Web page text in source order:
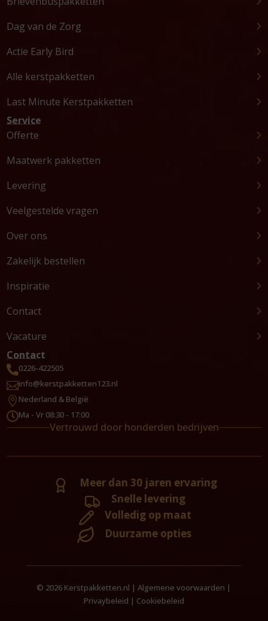
Dag van de Zorg
Actie Early Bird
Alle kerstpakketten
Last Minute Kerstpakketten
Service
Offerte
Maatwerk pakketten
Levering
Veelgestelde vragen
Over ons
Zakelijk bestellen
Inspiratie
Contact
Vacature
Contact
0226-422505
info@kerstpakketten123.nl
 Nederland & België
Ma - Vr 08:30 - 17:00
Vertrouwd door honderden bedrijven
Meer dan 30 jaren ervaring
Snelle levering
Volledig op maat
Duurzame opties
© 2026 Kerstpakketten.nl |Algemene voorwaarden |
Privaybeleid | Cookiebeleid